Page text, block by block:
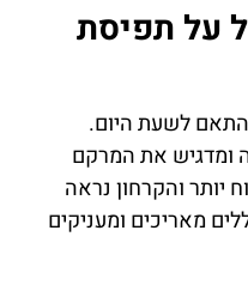
על תפיסת
לשעת היום.
ומדגיש את המרקם
יותר והקרחון נראה
מאריכים ומעניקים